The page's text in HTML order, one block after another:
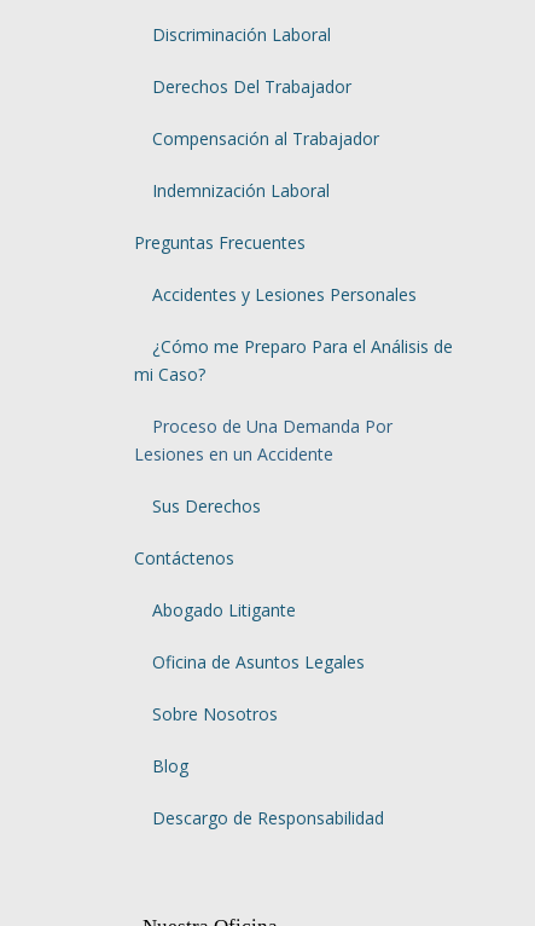
Discriminación Laboral
Derechos Del Trabajador
Compensación al Trabajador
Indemnización Laboral
Preguntas Frecuentes
Accidentes y Lesiones Personales
¿Cómo me Preparo Para el Análisis de
mi Caso?
Proceso de Una Demanda Por
Lesiones en un Accidente
Sus Derechos
Contáctenos
Abogado Litigante
Oficina de Asuntos Legales
Sobre Nosotros
Blog
Descargo de Responsabilidad